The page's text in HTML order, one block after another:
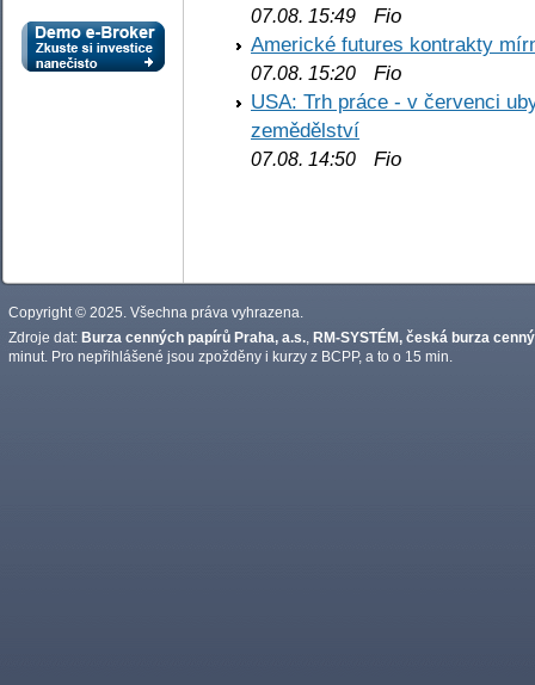
07.08. 15:49 Fio
Americké futures kontrakty
07.08. 15:20 Fio
USA: Trh práce - v červenci
zemědělství
07.08. 14:50 Fio
Copyright © 2025. Všechna práva vyhrazena.
Zdroje dat: Burza cenných papírů Praha, a.s. RM-SYSTÉM, česká burza
minut. Pro nepřihlášené jsou zpožděny i kurzy z BCPP, a to o 15 min.